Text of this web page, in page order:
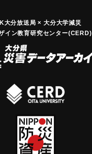
大分放送局 × 大分大学減災
イン教育研究センター(CERD)